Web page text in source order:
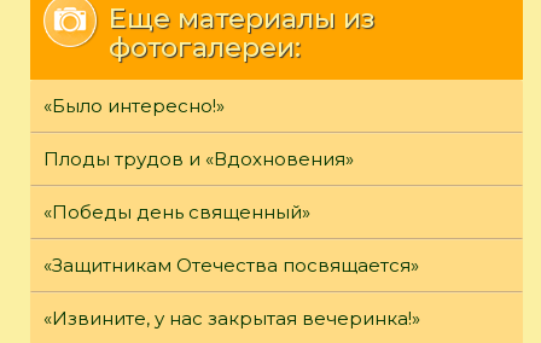
Еще материалы из
фотогалереи:
«Было интересно!»
Плоды трудов и «Вдохновения»
«Победы день священный»
«Защитникам Отечества посвящается»
«Извините, у нас закрытая вечеринка!»